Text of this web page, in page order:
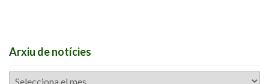
Arxiu de notícies
Arxiu